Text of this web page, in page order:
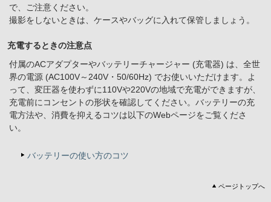
で、ご注意ください。
撮影をしないときは、ケースやバッグに入れて保管しましょう。
充電するときの注意点
付属のACアダプターやバッテリーチャージャー (充電器) は、全世
界の電源 (AC100V～240V・50/60Hz) でお使いいただけます。よ
って、変圧器を使わずに110Vや220Vの地域で充電ができますが、
充電前にコンセントの形状を確認してください。バッテリーの充
電方法や、消費を抑えるコツは以下のWebページをご覧くださ
い。
バッテリーの使い方のコツ
ページトップへ